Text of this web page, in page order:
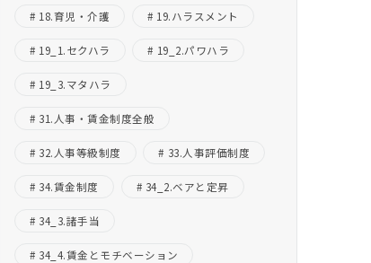
18.育児・介護 19.ハラスメント
19_1.セクハラ 19_2.パワハラ
19_3.マタハラ
31.人事・賃金制度全般
32.人事等級制度 33.人事評価制度
34.賃金制度 34_2.ベアと定昇
34_3.諸手当
34_4.賃金とモチベーション